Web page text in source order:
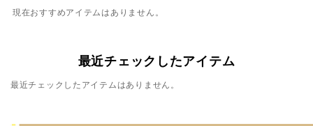
現在おすすめアイテムはありません。
最近チェックしたアイテム
最近チェックしたアイテムはありません。